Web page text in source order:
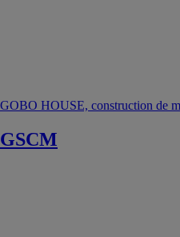
GOBO HOUSE, construction de
GSCM